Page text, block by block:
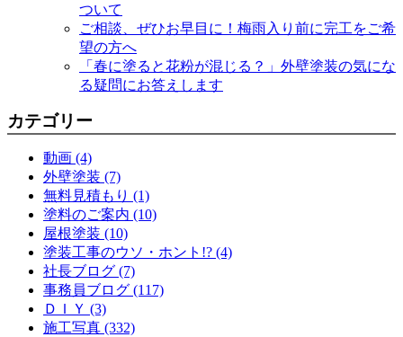
ついて
ご相談、ぜひお早目に！梅雨入り前に完工をご希
望の方へ
「春に塗ると花粉が混じる？」外壁塗装の気にな
る疑問にお答えします
カテゴリー
動画 (4)
外壁塗装 (7)
無料見積もり (1)
塗料のご案内 (10)
屋根塗装 (10)
塗装工事のウソ・ホント!? (4)
社長ブログ (7)
事務員ブログ (117)
ＤＩＹ (3)
施工写真 (332)